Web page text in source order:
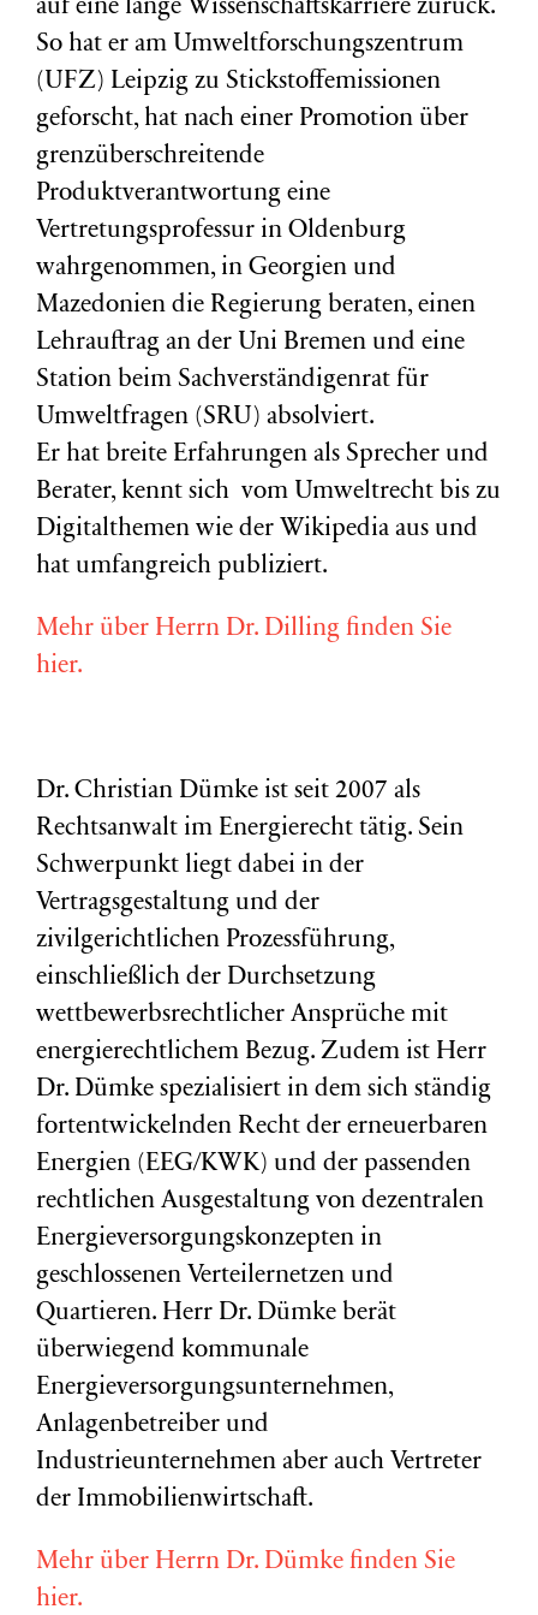
auf eine lange Wissenschaftskarriere zurück.
So hat er am Umweltforschungszentrum
(UFZ) Leipzig zu Stickstoffemissionen
geforscht, hat nach einer Promotion über
grenzüberschreitende
Produktverantwortung eine
Vertretungsprofessur in Oldenburg
wahrgenommen, in Georgien und
Mazedonien die Regierung beraten, einen
Lehrauftrag an der Uni Bremen und eine
Station beim Sachverständigenrat für
Umweltfragen (SRU) absolviert.
Er hat breite Erfahrungen als Sprecher und
Berater, kennt sich vom Umweltrecht bis zu
Digitalthemen wie der Wikipedia aus und
hat umfangreich publiziert.
Mehr über Herrn Dr. Dilling finden Sie
hier.
Dr. Christian Dümke ist seit 2007 als
Rechtsanwalt im Energierecht tätig. Sein
Schwerpunkt liegt dabei in der
Vertragsgestaltung und der
zivilgerichtlichen Prozessführung,
einschließlich der Durchsetzung
wettbewerbsrechtlicher Ansprüche mit
energierechtlichem Bezug. Zudem ist Herr
Dr. Dümke spezialisiert in dem sich ständig
fortentwickelnden Recht der erneuerbaren
Energien (EEG/KWK) und der passenden
rechtlichen Ausgestaltung von dezentralen
Energieversorgungskonzepten in
geschlossenen Verteilernetzen und
Quartieren. Herr Dr. Dümke berät
überwiegend kommunale
Energieversorgungsunternehmen,
Anlagenbetreiber und
Industrieunternehmen aber auch Vertreter
der Immobilienwirtschaft.
Mehr über Herrn Dr. Dümke finden Sie
hier.